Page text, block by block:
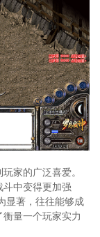
家的广泛喜爱。
中变得更加强
显著，往往能够成
量一个玩家实力